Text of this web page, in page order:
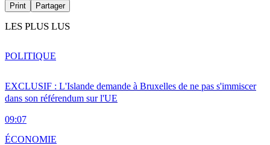
Print Partager
LES PLUS LUS
EXCLUSIF : L'Islande demande à Bruxelles de ne pas s'immiscer
dans son référendum sur l'UE
09:07
POLITIQUE
ÉCONOMIE